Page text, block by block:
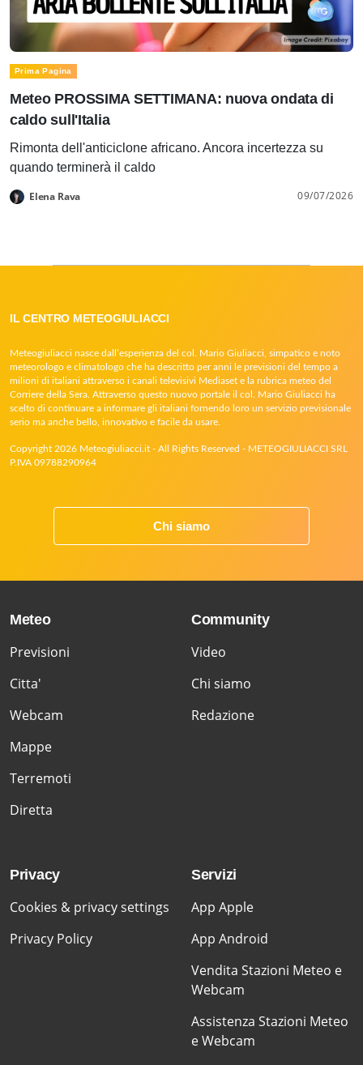
Prima Pagina
Meteo PROSSIMA SETTIMANA: nuova ondata di
caldo sull'Italia
Rimonta dell'anticiclone africano. Ancora incertezza su
quando terminerà il caldo
Elena Rava 09/07/2026
IL CENTRO METEOGIULIACCI
Meteogiuliacci nasce dall’esperienza del col. Mario Giuliacci, simpatico e noto
meteorologo e climatologo che ha descritto per anni le previsioni del tempo a
milioni di italiani attraverso i canali televisivi Mediaset e la rubrica meteo del
Corriere della Sera. Attraverso questo nuovo portale il col. Mario Giuliacci ha
scelto di continuare a informare gli italiani fornendo loro un servizio previsionale
serio ma anche bello, innovativo e facile da usare.
Copyright 2026 Meteogiuliacci.it - All Rights Reserved - METEOGIULIACCI SRL
P.IVA 09788290964
Chi siamo
Meteo
Previsioni
Citta'
Webcam
Mappe
Terremoti
Diretta
Community
Video
Chi siamo
Redazione
Privacy
Cookies & privacy settings
Privacy Policy
Servizi
App Apple
App Android
Vendita Stazioni Meteo e
Webcam
Assistenza Stazioni Meteo
e Webcam